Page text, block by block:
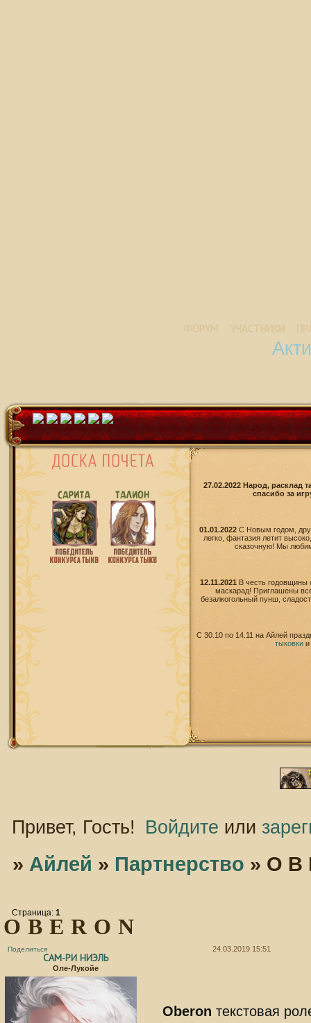
27.02.2022 Народ, расклад
спасибо за
01.01.2022 С Новым годом,
легко, фантазия летит
сказочную! Мы
12.11.2021
В честь годовщины
маскарад! Приглашены
безалкогольный пунш,
С 30.10 по 14.11 на Айлей
тыковкии
Привет, Гость! Войдите или
» Айлей » Партнерство » O B
O B E R O N
Страница:1
Поделиться 24.03.2019 15:51
САМ-РИ НИЭЛЬ
Оле-Лукойе
Oberon текстовая